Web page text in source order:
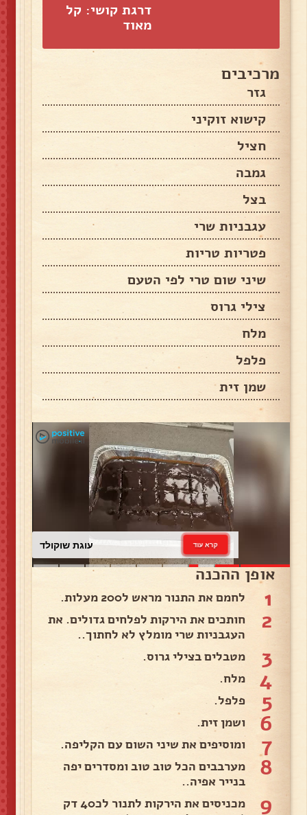
דרגת קושי: קל
מאוד
מרכיבים
גזר
קישוא זוקיני
חציל
גמבה
בצל
עגבניות שרי
פטריות טריות
שיני שום טרי לפי הטעם
צילי גרוס
מלח
פלפל
שמן זית
עוגת שוקולד קרא עוד
אופן ההכנה
1 לחמם את התנור מראש ל200 מעלות.
2
חותכים את הירקות לפלחים גדולים. את
העגבניות שרי מומלץ לא לחתוך..
3 מטבלים בצילי גרוס.
4 מלח.
5 פלפל.
6 ושמן זית.
7 ומוסיפים את שיני השום עם הקליפה.
8
מערבבים הכל טוב טוב ומסדרים יפה
בנייר אפיה..
9
מכניסים את הירקות לתנור לכ40 דק